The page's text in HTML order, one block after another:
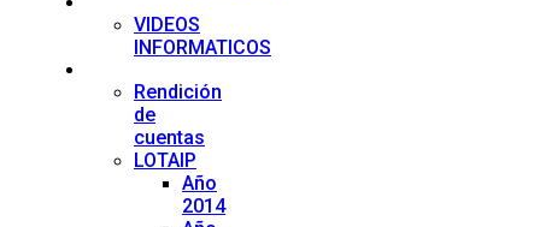
VIDEOS
INFORMATICOS
Rendición
de
cuentas
LOTAIP
Año
2014